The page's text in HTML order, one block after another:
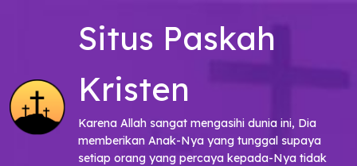
Situs Paskah
Kristen
Karena Allah sangat mengasihi dunia ini, Dia
memberikan Anak-Nya yang tunggal supaya
setiap orang yang percaya kepada-Nya tidak